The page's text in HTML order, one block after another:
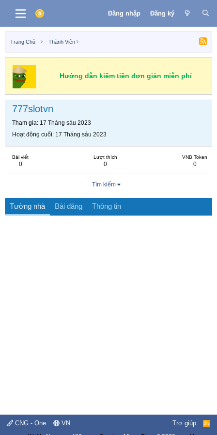
Đăng nhập Đăng ký
Trang Chủ Thành Viên
Hướng dẫn kiếm tiền đơn giản miễn phí
777slotvn
Tham gia 17 Tháng sáu 2023
Hoạt động cuối 17 Tháng sáu 2023
Bài viết
0
Lượt thích
0
VNB Token
0
Tìm kiếm
Tường nhà Bài đăng Thông tin
CNG - One VN Trợ giúp
R